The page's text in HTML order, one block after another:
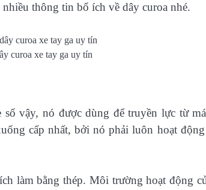
thông tin bổ ích về dây curoa nhé.
curoa xe tay ga uy tín
vậy, nó được dùng để truyền lực từ
cấp nhất, bởi nó phải luôn hoạt
làm bằng thép. Môi trường hoạt động